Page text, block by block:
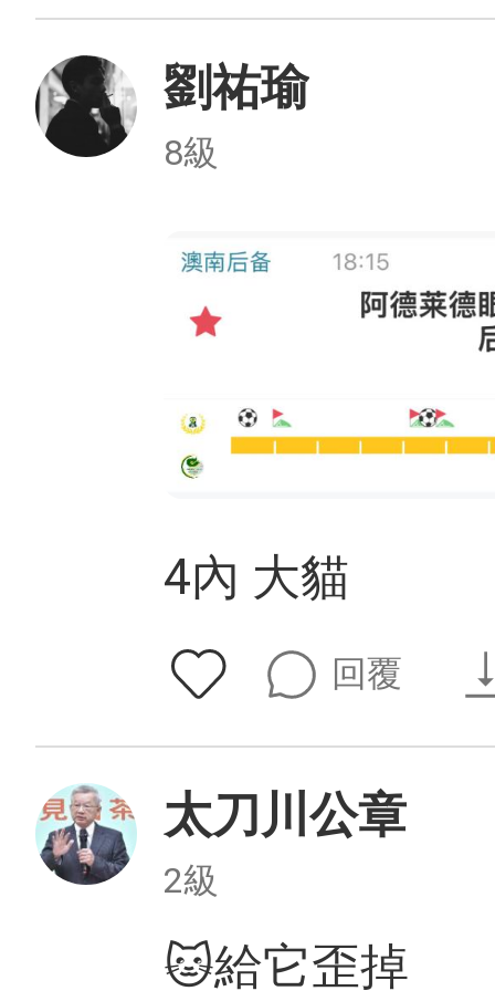
劉祐瑜
8級
4內 大貓
回覆
太刀川公章
2級
🐱給它歪掉